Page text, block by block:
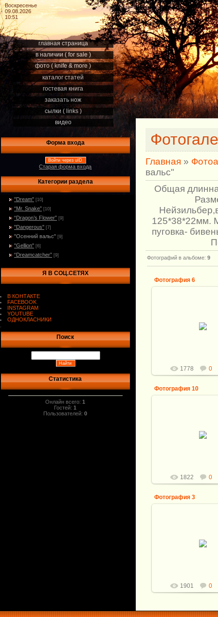
Воскресенье
09.08.2026
10:51
главная страница
в наличии ( for sale )
фото ( knife & more )
каталог статей
гостевая книга
заказать нож
сылки ( links )
видео
Форма входа
Войти через uID
Старая форма входа
Категории раздела
"Dream" [10]
“Mr. Snake” [10]
“Dragon’s Flower” [9]
"Dangerous" [7]
"Осенний вальс" [9]
"Gellion" [6]
“Dreamcatcher” [9]
Я В СОЦ.СЕТЯХ
В КОНТАКТЕ
FACEBOOK
INSTAGRAM
YOUTUBE
ОДНОКЛАСНИКИ
Поиск
Статистика
Онлайн всего:1
Гостей:1
Пользователей:0
Главная »
вальс"
Общая
125*38*22мм.
пуговка-
Фотографий в альбоме: 9
Фотография 6
1778 0
Фотография 10
1822 0
Фотография 3
1901 0